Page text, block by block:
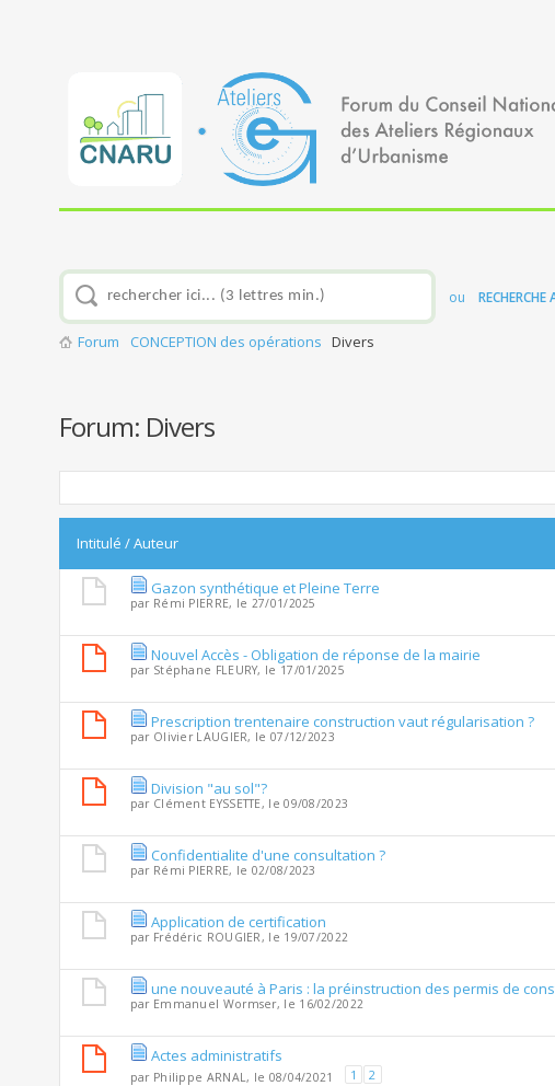
ou RECHERCHE
Forum CONCEPTION des opérations Divers
Forum: Divers
Intitulé /Auteur
Gazon synthétique et Pleine Terre
par Rémi PIERRE, le 27/01/2025
Nouvel Accès - Obligation de réponse de la mairie
par Stéphane FLEURY, le 17/01/2025
Prescription trentenaire construction vaut régularisation ?
par Olivier LAUGIER, le 07/12/2023
Division "au sol"?
par Clément EYSSETTE, le 09/08/2023
Confidentialite d'une consultation ?
par Rémi PIERRE, le 02/08/2023
Application de certification
par Frédéric ROUGIER, le 19/07/2022
une nouveauté à Paris : la préinstruction des permis de
par Emmanuel Wormser, le 16/02/2022
Actes administratifs
par Philippe ARNAL, le 08/04/2021 1 2